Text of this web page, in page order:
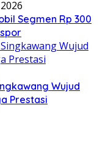
Segmen Rp 300
Wujud
Prestasi